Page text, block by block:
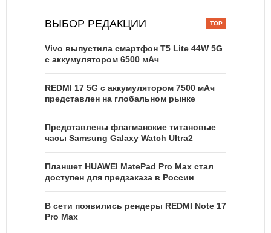
ВЫБОР РЕДАКЦИИ
Vivo выпустила смартфон T5 Lite 44W 5G
с аккумулятором 6500 мАч
REDMI 17 5G c аккумулятором 7500 мАч
представлен на глобальном рынке
Представлены флагманские титановые
часы Samsung Galaxy Watch Ultra2
Планшет HUAWEI MatePad Pro Max стал
доступен для предзаказа в России
В сети появились рендеры REDMI Note 17
Pro Max